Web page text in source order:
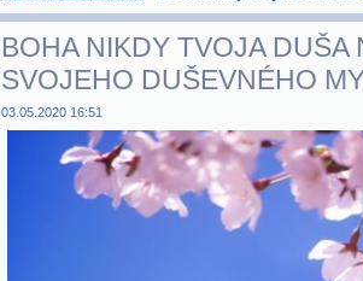
BOHA NIKDY TVOJA DUŠA
SVOJEHO DUŠEVNÉHO
03.05.2020 16:51